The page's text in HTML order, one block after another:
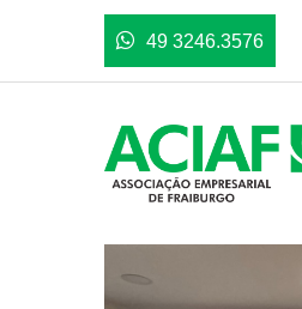
49 3246.3576